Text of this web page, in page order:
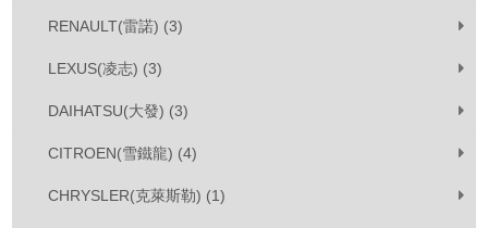
RENAULT(雷諾) (3)
LEXUS(凌志) (3)
DAIHATSU(大發) (3)
CITROEN(雪鐵龍) (4)
CHRYSLER(克萊斯勒) (1)